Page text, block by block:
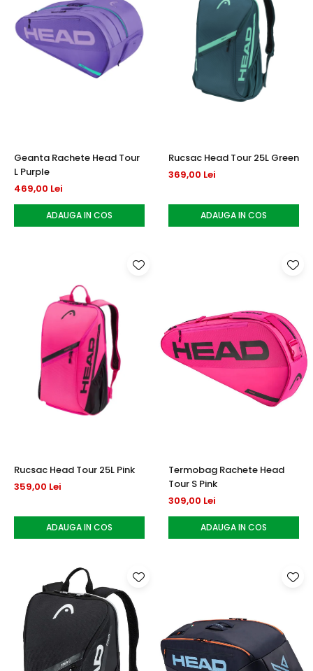
Geanta Rachete Head Tour
L Purple
469,00 Lei
ADAUGA IN COS
Rucsac Head Tour 25L Green
369,00 Lei
ADAUGA IN COS
Rucsac Head Tour 25L Pink
359,00 Lei
ADAUGA IN COS
Termobag Rachete Head
Tour S Pink
309,00 Lei
ADAUGA IN COS